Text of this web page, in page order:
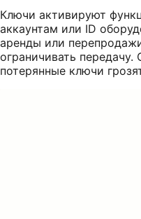
Ключи активируют
аккаунтам или ID
аренды или
ограничивать
потерянные ключи